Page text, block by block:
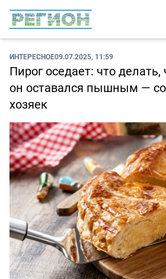
ИНТЕРЕСНОЕ09.07.2025, 11:59
Пирог оседает: что делать,
он оставался пышным —
хозяек